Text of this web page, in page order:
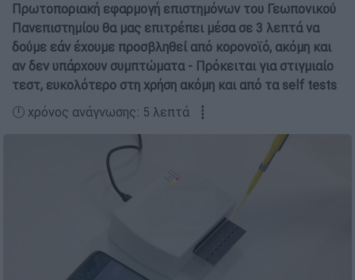
Πρωτοποριακή εφαρμογή επιστημόνων του Γεωπονικού
Πανεπιστημίου θα μας επιτρέπει μέσα σε 3 λεπτά να
δούμε εάν έχουμε προσβληθεί από κορονοϊό, ακόμη και
αν δεν υπάρχουν συμπτώματα - Πρόκειται για στιγμιαίο
τεστ, ευκολότερο στη χρήση ακόμη και από τα self tests
🕛 χρόνος ανάγνωσης: 5 λεπτά ┋